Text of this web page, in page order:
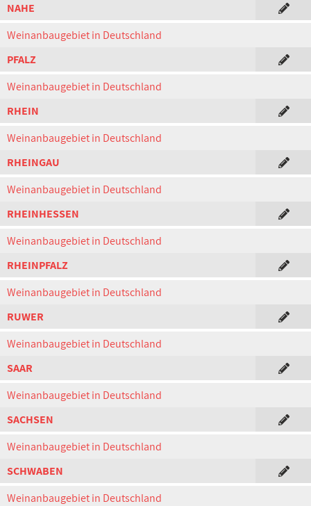
NAHE
Weinanbaugebiet in Deutschland
PFALZ
Weinanbaugebiet in Deutschland
RHEIN
Weinanbaugebiet in Deutschland
RHEINGAU
Weinanbaugebiet in Deutschland
RHEINHESSEN
Weinanbaugebiet in Deutschland
RHEINPFALZ
Weinanbaugebiet in Deutschland
RUWER
Weinanbaugebiet in Deutschland
SAAR
Weinanbaugebiet in Deutschland
SACHSEN
Weinanbaugebiet in Deutschland
SCHWABEN
Weinanbaugebiet in Deutschland